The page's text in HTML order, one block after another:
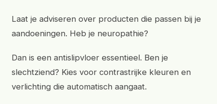
Laat je adviseren over producten die passen bij je
aandoeningen. Heb je neuropathie?
Dan is een antislipvloer essentieel. Ben je
slechtziend? Kies voor contrastrijke kleuren en
verlichting die automatisch aangaat.